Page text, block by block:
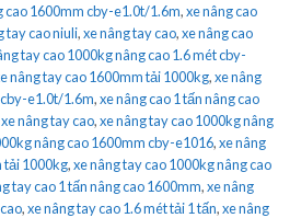
cao 1600mm cby-e1.0t/1.6m,xe nâng cao
tay cao niuli,xe nâng tay cao,xe nâng cao
tay cao 1000kg nâng cao 1.6 mét cby-
nâng tay cao 1600mm tải 1000kg,xe nâng
e1.0t/1.6m,xe nâng cao 1 tấn nâng cao
nâng tay cao,xe nâng tay cao 1000kg nâng
nâng cao 1600mm cby-e1016,xe nâng
tải 1000kg,xe nâng tay cao 1000kg nâng cao
tay cao 1 tấn nâng cao 1600mm,xe nâng
,xe nâng tay cao 1.6 mét tải 1 tấn,xe nâng